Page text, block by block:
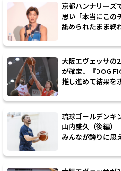
京都ハンナリーズ
思い「本当にこの
舐められたまま終
大阪エヴェッサの
が確定、『DOG
推し進めて結果を
琉球ゴールデンキ
山内盛久（後編）
みんなが誇りに思